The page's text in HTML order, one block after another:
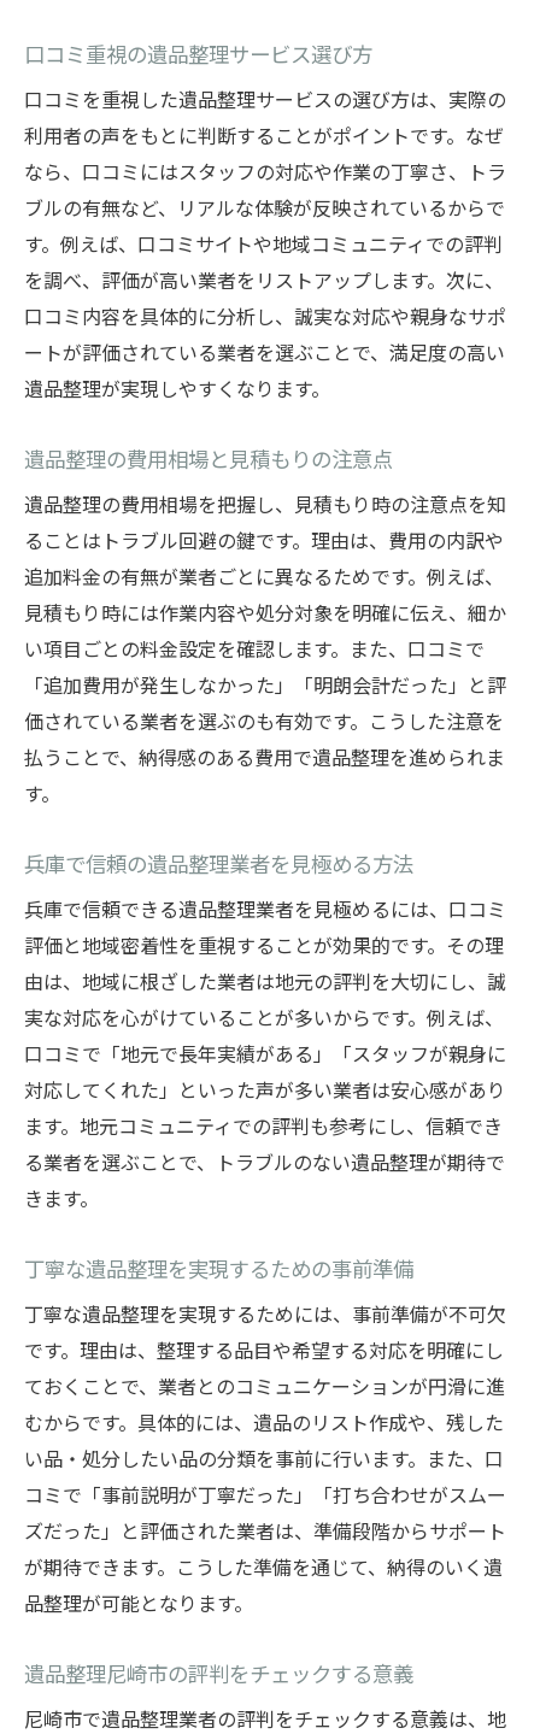
遺品整理の実績や口コミを確認する重要性
遺品整理の評判が高い理由に迫る
遺品整理が好評な理由を口コミで探る
丁寧な遺品整理作業がもたらす安心感
口コミが示す遺品整理の高評価ポイント
兵庫県で評判の遺品整理業者の取り組み
遺品整理で感謝される対応の特徴とは
口コミ評価の高い遺品整理の共通点
丁寧な遺品整理を求める方へのポイント
遺品整理で大切なのは対応の細やかさ
口コミで見る遺品整理の丁寧な作業事例
信頼できる遺品整理業者の見極め方
遺品整理で後悔しないための準備方法
兵庫県遺品整理サービスの選び方ガイド
口コミで分かった遺品整理の注意点
遺品整理の口コミに多いトラブル事例
遺品整理依頼時の見積もり落とし穴とは
遺品整理業者との契約時の注意点まとめ
兵庫の遺品整理で気をつけたいポイント
遺品整理をスムーズに進める秘訣とは
遺品整理を円滑に進めるための流れ解説
口コミが教える遺品整理の段取りコツ
兵庫で評判の遺品整理サポート活用法
遺品整理で時間を有効に使う工夫とは
スタッフ対応が良い遺品整理の特徴
満足度が高い遺品整理業者の選定法
口コミを活用した遺品整理サービス評価
兵庫県内で信頼できる遺品整理の見分け方
遺品整理のアフターサービスも重視しよう
遺品整理業者選びで後悔しないための基準
口コミと評判から分かる遺品整理の質
口コミ重視の遺品整理サービス選び方
口コミを重視した遺品整理サービスの選び方は、実際の
利用者の声をもとに判断することがポイントです。なぜ
なら、口コミにはスタッフの対応や作業の丁寧さ、トラ
ブルの有無など、リアルな体験が反映されているからで
す。例えば、口コミサイトや地域コミュニティでの評判
を調べ、評価が高い業者をリストアップします。次に、
口コミ内容を具体的に分析し、誠実な対応や親身なサポ
ートが評価されている業者を選ぶことで、満足度の高い
遺品整理が実現しやすくなります。
遺品整理の費用相場と見積もりの注意点
遺品整理の費用相場を把握し、見積もり時の注意点を知
ることはトラブル回避の鍵です。理由は、費用の内訳や
追加料金の有無が業者ごとに異なるためです。例えば、
見積もり時には作業内容や処分対象を明確に伝え、細か
い項目ごとの料金設定を確認します。また、口コミで
「追加費用が発生しなかった」「明朗会計だった」と評
価されている業者を選ぶのも有効です。こうした注意を
払うことで、納得感のある費用で遺品整理を進められま
す。
兵庫で信頼の遺品整理業者を見極める方法
兵庫で信頼できる遺品整理業者を見極めるには、口コミ
評価と地域密着性を重視することが効果的です。その理
由は、地域に根ざした業者は地元の評判を大切にし、誠
実な対応を心がけていることが多いからです。例えば、
口コミで「地元で長年実績がある」「スタッフが親身に
対応してくれた」といった声が多い業者は安心感があり
ます。地元コミュニティでの評判も参考にし、信頼でき
る業者を選ぶことで、トラブルのない遺品整理が期待で
きます。
丁寧な遺品整理を実現するための事前準備
丁寧な遺品整理を実現するためには、事前準備が不可欠
です。理由は、整理する品目や希望する対応を明確にし
ておくことで、業者とのコミュニケーションが円滑に進
むからです。具体的には、遺品のリスト作成や、残した
い品・処分したい品の分類を事前に行います。また、口
コミで「事前説明が丁寧だった」「打ち合わせがスムー
ズだった」と評価された業者は、準備段階からサポート
が期待できます。こうした準備を通じて、納得のいく遺
品整理が可能となります。
遺品整理尼崎市の評判をチェックする意義
尼崎市で遺品整理業者の評判をチェックする意義は、地